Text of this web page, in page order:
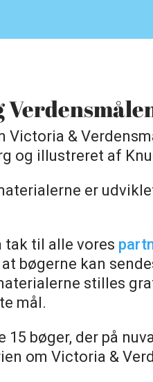
Victoria &
og illustreret af
er
tak til alle vores
bøgerne kan
stilles
mål.
15 bøger, der på
om Victoria &